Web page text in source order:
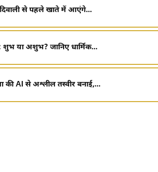
दिवाली से पहले खाते में आएंगे...
शुभ या अशुभ? जानिए धार्मिक...
की AI से अश्लील तस्वीर बनाई,...